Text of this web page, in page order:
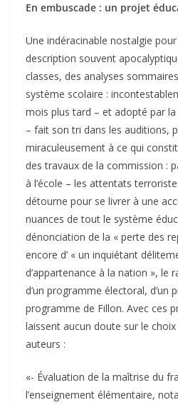
En embuscade : un projet
Une indéracinable nostalgie pour
description souvent
classes, des analyses
système scolaire :
mois plus tard – et adopté par
– fait son tri dans les auditions,
miraculeusement à ce qui
des travaux de la commission :
à l’école – les attentats
détourne pour se livrer à une
nuances de tout le système
dénonciation de la « perte des
encore d’ « un inquiétant
d’appartenance à la nation », le
d’un programme électoral, d’un
programme de Fillon. Avec ces
laissent aucun doute sur le
auteurs :
«- Évaluation de la maîtrise du
l’enseignement élémentaire,